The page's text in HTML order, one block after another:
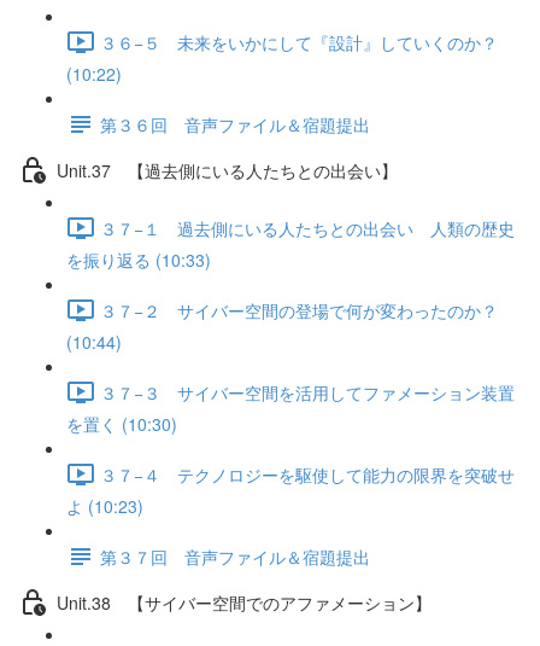
３６−５ 未来をいかにして『設計』していくのか？
(10:22)
第３６回 音声ファイル＆宿題提出
Unit.37 【過去側にいる人たちとの出会い】
３７−１ 過去側にいる人たちとの出会い 人類の歴史
を振り返る (10:33)
３７−２ サイバー空間の登場で何が変わったのか？
(10:44)
３７−３ サイバー空間を活用してファメーション装置
を置く (10:30)
３７−４ テクノロジーを駆使して能力の限界を突破せ
よ (10:23)
第３７回 音声ファイル＆宿題提出
Unit.38 【サイバー空間でのアファメーション】